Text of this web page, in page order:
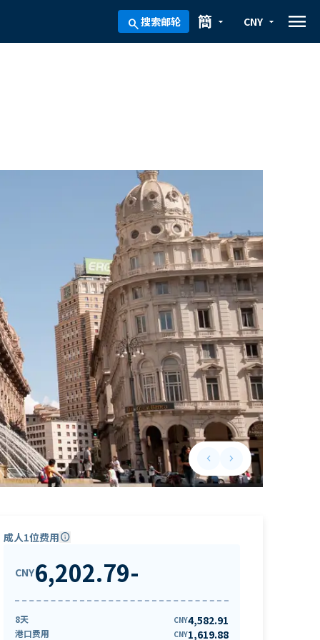
search搜索邮轮 arrow_drop_down
簡 arrow_drop_down
CNY menu
keyboard_arrow_leftPrevious slide
keyboard_arrow_rightNext slide
成人1位费用info
CNY6,202.79-
8天 CNY4,582.91
港口费用 CNY1,619.88